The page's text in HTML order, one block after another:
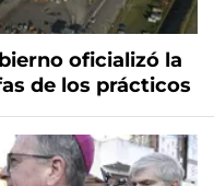
oficializó la
de los prácticos